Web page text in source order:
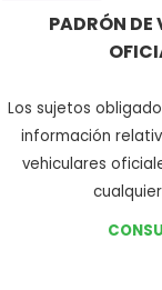
PADRÓN DE
Los sujetos
información
vehiculares